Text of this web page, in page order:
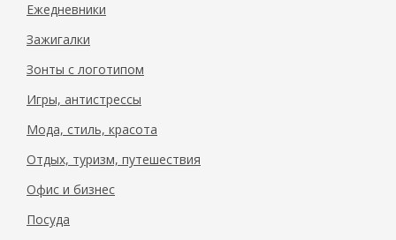
Ежедневники
Зажигалки
Зонты с логотипом
Игры, антистрессы
Мода, стиль, красота
Отдых, туризм, путешествия
Офис и бизнес
Посуда